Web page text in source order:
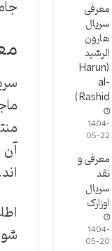
معرفی
سریال
هارون
الرشید
(Harun
al-
Rashid)
1404-
05-22
معرفی و
نقد
سریال
اوزارک
1404-
05-20